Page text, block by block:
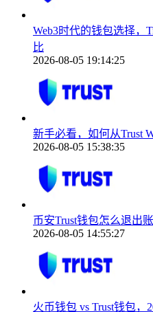
Web3时代的钱包选择，
比
2026-08-05 19:14:25
新手必看，如何从Trust
2026-08-05 15:38:35
币安Trust钱包怎么退出
2026-08-05 14:55:27
火币钱包 vs Trust钱包，